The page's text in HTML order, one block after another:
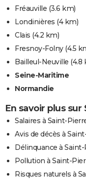
Fréauville (3.6 km)
Londinières (4 km)
Clais (4.2 km)
Fresnoy-Folny(4.5
Bailleul-Neuville (4.8
Seine-Maritime
Normandie
En savoir plus
Salaires à Saint-
Avis de décès à
Délinquance à
Pollution à Saint-
Risques naturels à